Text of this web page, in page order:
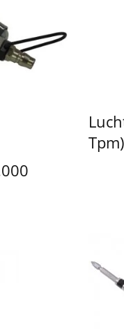
Tpm)